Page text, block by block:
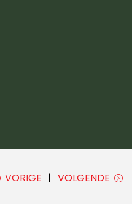
VORIGE VOLGENDE